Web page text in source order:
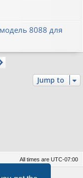
8088 для
Jump to
All times are UTC-07:00
Limited